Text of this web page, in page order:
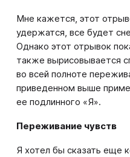
Мне кажется, этот
удержатся, все будет
Однако этот отрывок
также вырисовывается
во всей полноте
приведенном выше
ее подлинного «Я».
Переживание чувств
Я хотел бы сказать еще